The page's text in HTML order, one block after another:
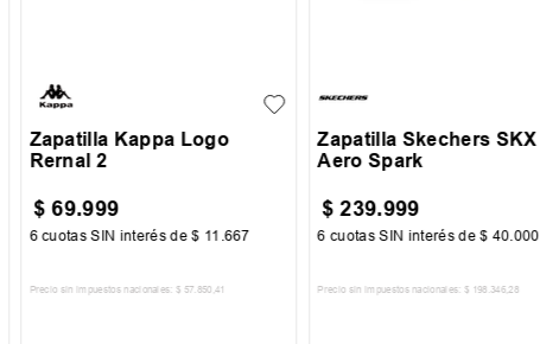
39
Zapatilla Kappa Logo
Rernal 2
$ 69.999
6 cuotas SIN interés de$ 11 .667
Precio sin impuestos nacionales: $ 57 850 ,41
Zapatilla Skechers SKX
Aero Spark
$ 239.999
6 cuotas SIN interés de$ 40 000
Precio sin impuestos nacionales: $ 198 .346 28